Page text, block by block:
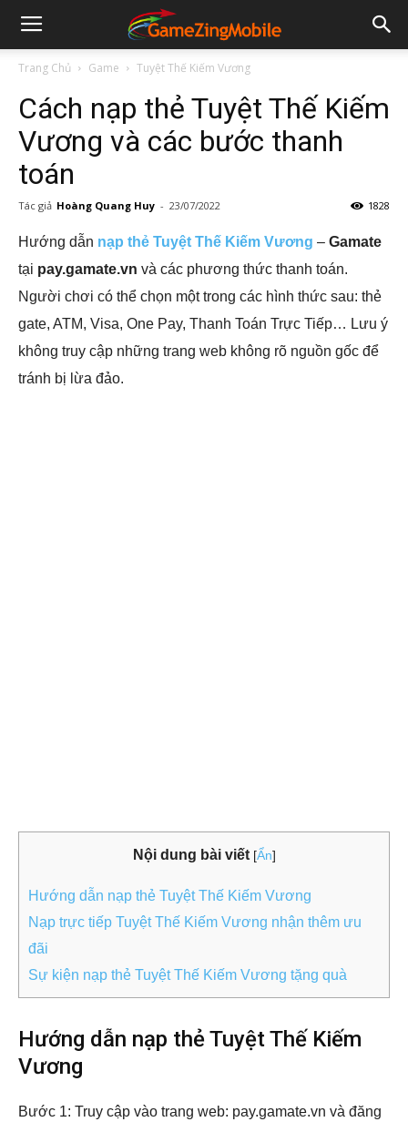
Trang Chủ Game Tuyệt Thế Kiếm Vương
Cách nạp thẻ Tuyệt Thế Kiếm
Vương và các bước thanh
toán
Tác giả Hoàng Quang Huy - 23/07/2022 1828
Hướng dẫn nạp thẻ Tuyệt Thế Kiếm Vương – Gamate
tại pay.gamate.vn và các phương thức thanh toán.
Người chơi có thể chọn một trong các hình thức sau: thẻ
gate, ATM, Visa, One Pay, Thanh Toán Trực Tiếp… Lưu ý
không truy cập những trang web không rõ nguồn gốc để
tránh bị lừa đảo.
Nội dung bài viết [Ẩn]
Hướng dẫn nạp thẻ Tuyệt Thế Kiếm Vương
Nạp trực tiếp Tuyệt Thế Kiếm Vương nhận thêm ưu
đãi
Sự kiện nạp thẻ Tuyệt Thế Kiếm Vương tặng quà
Hướng dẫn nạp thẻ Tuyệt Thế Kiếm
Vương
Bước 1: Truy cập vào trang web: pay.gamate.vn và đăng